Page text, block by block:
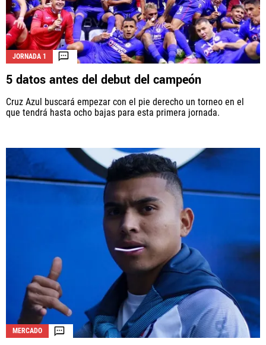
MERCADO DE FICHAJES
OPINIÓN
Este portal es una sección especial del portal Bolavip.com
con información destinada a los fans del Club.
Esta sección no tiene relación alguna con el Club. Para visitar
el sitio oficialhaz click aquí
Políticas de Privacidad
Ad Choices
Vamos Azul, al igual que Futbol Sites, es una
compañía perteneciente a Better Collective. Todos
los derechos reservados.
JORNADA 1
5 datos antes del debut del campeón
Cruz Azul buscará empezar con el pie derecho un torneo en el
que tendrá hasta ocho bajas para esta primera jornada.
MERCADO